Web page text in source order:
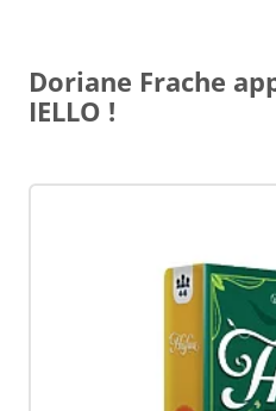
Doriane Frache
IELLO !